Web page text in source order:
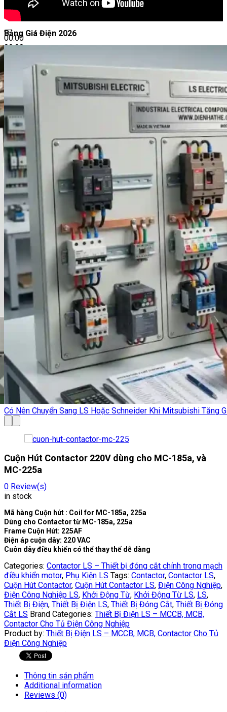
00:00
00:00
Bảng Giá Điện 2026
Bảng giá đầu Cos mới nhất tháng 05/2026-Tải Bảng giá Đầu
Cuộn Hút Contactor 220V dùng cho MC-185a, và
MC-225a
0 Review(s)
in stock
Mã hàng Cuộn hút : Coil for MC-185a, 225a
Dùng cho Contactor từ MC-185a, 225a
Frame Cuộn Hút: 225AF
Điện áp cuộn dây: 220 VAC
Cuôn dây điều khiển có thể thay thế dễ dàng
Categories: Contactor LS – Thiết bị đóng cắt chính trong mạch
điều khiển motor, Phụ Kiện LS Tags: Contactor, Contactor LS,
Cuộn Hút Contactor, Cuộn Hút Contactor LS, Điện Công Nghiệp,
Điện Công Nghiệp LS, Khởi Động Từ, Khởi Động Từ LS, LS,
Thiết Bị Điện, Thiết Bị Điện LS, Thiết Bị Đóng Cắt, Thiết Bị Đóng
Cắt LS Brand Categories: Thiết Bị Điện LS – MCCB, MCB,
Contactor Cho Tủ Điện Công Nghiệp
Product by: Thiết Bị Điện LS – MCCB, MCB, Contactor Cho Tủ
Điện Công Nghiệp
Thông tin sản phẩm
Additional information
Reviews (0)